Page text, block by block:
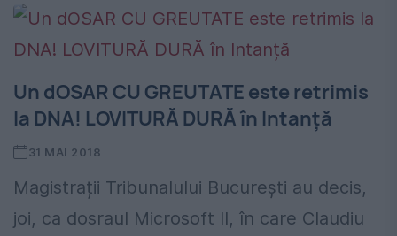
Un dOSAR CU GREUTATE este retrimis
la DNA! LOVITURĂ DURĂ în Intanță
31 MAI 2018
Magistrații Tribunalului București au decis,
joi, ca dosraul Microsoft II, în care Claudiu